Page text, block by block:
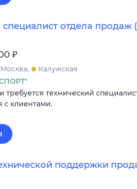
специалист отдела продаж
₽
Москва
Калужская
технический
с клиентами.
поддержки